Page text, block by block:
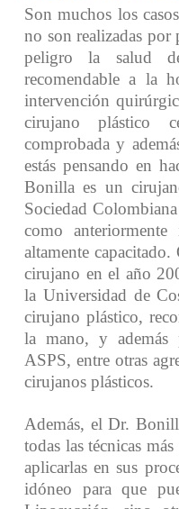
Son muchos los
no son realizadas por
peligro la salud
recomendable a la
intervención
cirujano plástico
comprobada y
estás pensando en
Bonilla es un
Sociedad
como
altamente
cirujano en el año
la Universidad de
cirujano plástico,
la mano, y
ASPS, entre otras
cirujanos plásticos.
Además, el Dr.
todas las técnicas
aplicarlas en sus
idóneo para que